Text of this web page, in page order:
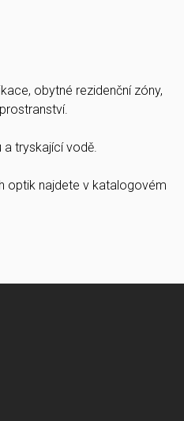
obytné rezidenční zóny,
a tryskající vodě.
optik najdete v katalogovém